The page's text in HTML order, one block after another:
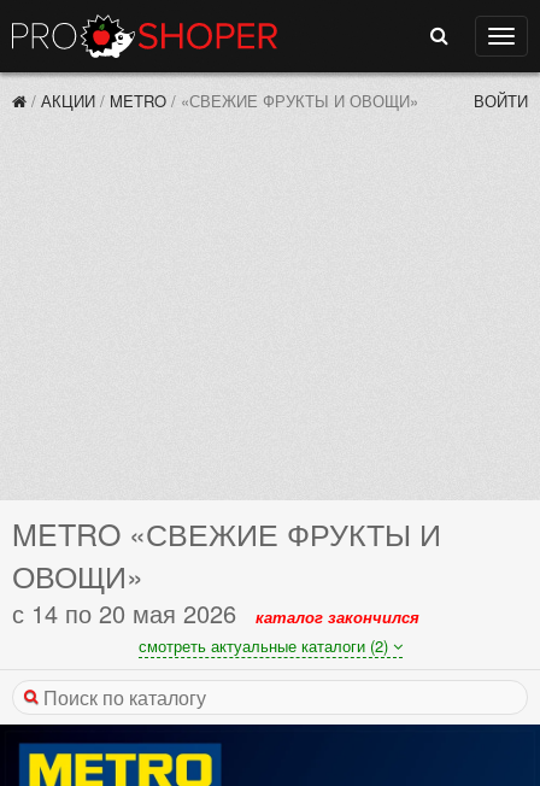
Поиск
/ АКЦИИ / METRO / «СВЕЖИЕ ФРУКТЫ И ОВОЩИ» ВОЙТИ
METRO «СВЕЖИЕ ФРУКТЫ И
ОВОЩИ»
с 14 по 20 мая 2026
каталог закончился
смотреть актуальные каталоги (2)